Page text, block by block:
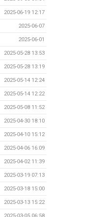
2025-06-19 12:17
2025-06-07
2025-06-01
2025-05-28 13:53
2025-05-28 13:19
2025-05-14 12:24
2025-05-14 12:22
2025-05-08 11:52
2025-04-30 18:10
2025-04-10 15:12
2025-04-06 16:09
2025-04-02 11:39
2025-03-19 07:13
2025-03-18 15:00
2025-03-13 15:22